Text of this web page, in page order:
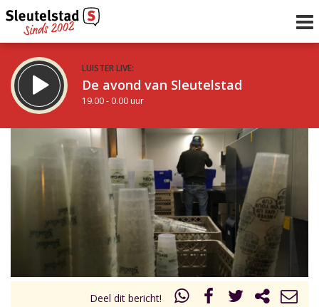
LUISTER LIVE:
De avond van Sleutelstad
19.00 - 0.00 uur
De nacht van Sleutelstad
0.00 - 6.00 uur
Vorig uur
uur 1 van 0 Volgend uur
Inklappen
Deel dit bericht!